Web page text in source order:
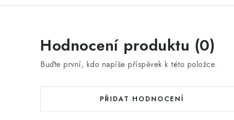
Hodnocení produktu (0)
Buďte první, kdo napíše příspěvek k této položce.
PŘIDAT HODNOCENÍ